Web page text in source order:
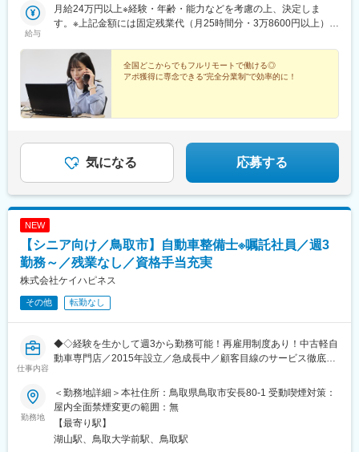
利駅、江津駅、都野津駅、敬川駅、波子駅、久代駅、下府駅、浜
田駅、周布駅、三保三隅駅、米子駅、東山公園駅(鳥取県)、伯耆大
山口駅、赤碕駅、八橋駅、浦安駅(鳥取県)、由良駅、下北条駅、倉
吉駅、松崎駅(鳥取県)、泊駅(鳥取県)、青谷駅、浜村駅、宝木駅、
末恒駅、鳥取大学前駅、湖山駅、鳥取駅、津ノ井駅、郡家駅、河
原駅、用瀬駅、智頭駅、安部駅、国英駅、若桜駅、境港駅、馬場
崎町駅、上道駅(鳥取県)、余子駅、高松町駅、中浜駅、大篠津町
駅、和田浜駅、備前原駅、建部駅、足守駅、美袋駅、美作落合
長門市駅、茅場町駅、肥後橋駅、宝町駅(東京都)、吉塚駅、仙台駅
(地下鉄)、祇園駅(福岡県)、新白島駅、横川駅、広電西広島・己斐
駅、商工センター入口駅、広電五日市駅、広電廿日市駅、廿日市
市役所前・平良駅、阿品駅(山陽本線)、宮島口駅、山頂駅(千光寺
山)、河戸帆待川駅、緑井駅、古市駅(広島県)、中筋駅、祇園新橋
駅、本町駅、京橋駅(東京都)、馬出九大病院前駅、仙台駅、櫛田神
社前駅、猿猴橋町駅、横川一丁目駅、福島町駅、草津南駅、修大
協創中高前駅、山陽女学園前駅、宮内串戸駅、阿品東駅、西川緑
道公園駅、八丁堀駅(東京都)、淀屋橋駅、銀座一丁目駅、箱崎宮前
駅、あおば通駅、呉服町駅(福岡県)
町駅、戸塚駅、稲田堤駅、新羽駅、湘南台駅、溝の口駅、生麦
駅、天神橋筋六丁目駅、長堀橋駅、大阪上本町駅、三国駅(大阪
駅、大宮駅(埼玉県)、和光市駅、川越駅、北浦和駅、川口元郷駅、
新越谷駅、北朝霞駅、久喜駅、京成西船駅、柏駅、船橋駅、松戸
駅、千葉寺駅、京成八幡駅、舞浜駅、南流山駅、流山おおたかの
森駅、南公園駅、姫路駅、西代駅、明石駅、西宮北口駅、住吉駅
(兵庫県・東海道)、東比恵駅、赤坂駅(福岡県)、旦過駅、九大学研
(鉄道)、新さっぽろ駅、西線９条旭山公園通駅、発寒南駅、白石駅
(函館本線)、新静岡駅、沼津駅、富士駅、掛川駅、三島駅、藤枝
駅、焼津駅、磐田駅、守谷駅、取手駅、水戸駅、つくば駅、土浦
駅、勝田駅、龍ケ崎市駅、古河駅、牛久駅、日立駅、広大附属学
校前駅、福山駅、草津駅(広島県)、日赤病院前駅、楽々園駅、海田
新潟駅、長岡駅、燕三条駅、上越妙高駅、新津駅、長野駅、松本
駅、上田駅、佐久平駅、飯田駅(長野県)、岐阜駅、大垣駅、多治見
駅、高山駅、高崎駅、前橋駅、伊勢崎駅、太田駅(群馬県)、桐生
駅、宇都宮駅、小山駅、栃木駅、足利駅、佐野駅、倉敷市駅、総
社駅、福島駅(福島県)、いわき駅、会津若松駅、白河駅、津駅、四
空港駅(鉄道)、県庁前駅(沖縄県)、おもろまち駅、牧志駅、大津
駅、彦根駅、長浜駅、周防下郷駅、下関駅、宇部駅、防府駅、岩
大和西大寺駅、鳥居前駅、諫早駅、大学病院駅、現川駅、青森
駅、八戸駅、弘前駅、新青森駅、五所川原駅、盛岡駅、一ノ関
駅、北上駅、花巻駅、矢幅駅、北鉄金沢駅、津幡駅、松任駅、小
松駅、西金沢駅、大分駅、山形駅、米沢駅、新庄駅、鶴岡駅、酒
田駅、宮崎駅、南宮崎駅、延岡駅、日向市駅、富山駅、高岡駅、
給与
月給24万円以上※経験・年齢・能力などを考慮の上、決定しま
す。※上記金額には固定残業代（月25時間分・3万8600円以上）を
全国どこからでもフルリモートで働ける◎
アポ獲得に専念できる“完全分業制”で効率的に！
気になる 応募する
NEW
【シニア向け／鳥取市】自動車整備士※嘱託社員／週3
勤務～／残業なし／資格手当充実
株式会社ケイハピネス
その他 転勤なし
仕事内容
◆◇経験を生かして週3から勤務可能！再雇用制度あり！中古軽自
動車専門店／2015年設立／急成長中／顧客目線のサービス徹底／
以上対応／最高のお役立ちを提供◇◆
■業務内容：
自動車整備、車検、点検、修理、若手の教育など
勤務地
＜勤務地詳細＞本社住所：鳥取県鳥取市安長80-1 受動喫煙対策：
屋内全面禁煙変更の範囲：無
【最寄り駅】
湖山駅、鳥取大学前駅、鳥取駅